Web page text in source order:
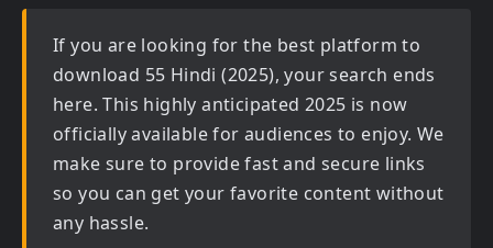
If you are looking for the best platform to
download 55 Hindi (2025), your search ends
here. This highly anticipated 2025 is now
officially available for audiences to enjoy. We
make sure to provide fast and secure links
so you can get your favorite content without
any hassle.